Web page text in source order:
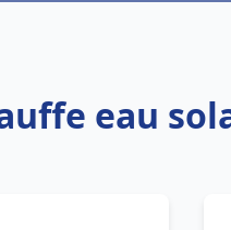
eau